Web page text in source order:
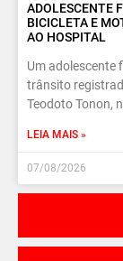
ADOLESCENTE
BICICLETA E
AO HOSPITAL
Um adolescente
trânsito
Teodoto Tonon,
LEIA MAIS »
07/08/2026